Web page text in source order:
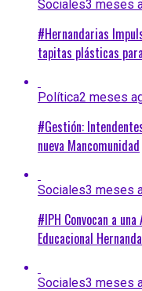
Sociales3 meses
#Hernandarias
tapitas plásticas
Política2 meses
#Gestión:
nueva Mancomunidad
Sociales3 meses
#IPH Convocan a
Educacional
Sociales3 meses